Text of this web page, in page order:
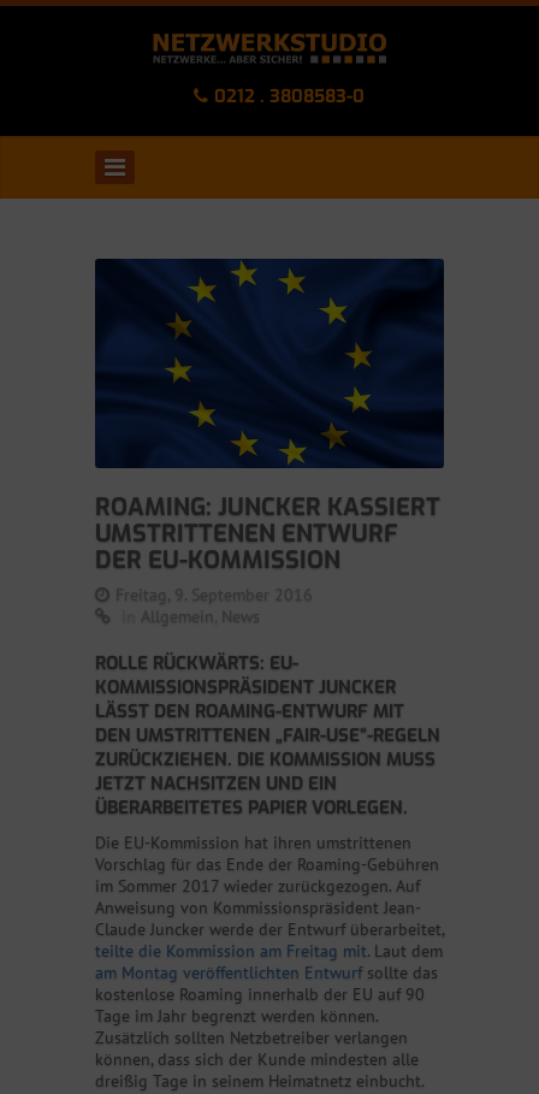
0212 . 3808583-0
ROAMING: JUNCKER KASSIERT
UMSTRITTENEN ENTWURF
DER EU-KOMMISSION
Freitag, 9. September 2016
Allgemein News
ROLLE RÜCKWÄRTS: EU-
KOMMISSIONSPRÄSIDENT JUNCKER
LÄSST DEN ROAMING-ENTWURF MIT
DEN UMSTRITTENEN „FAIR-USE“-REGELN
ZURÜCKZIEHEN. DIE KOMMISSION MUSS
JETZT NACHSITZEN UND EIN
ÜBERARBEITETES PAPIER VORLEGEN.
Die EU-Kommission hat ihren umstrittenen
Vorschlag für das Ende der Roaming-Gebühren
im Sommer 2017 wieder zurückgezogen. Auf
Anweisung von Kommissionspräsident Jean-
Claude Juncker werde der Entwurf überarbeitet,
teilte die Kommission am Freitag mit. Laut dem
am Montag veröffentlichten Entwurfsollte das
kostenlose Roaming innerhalb der EU auf 90
Tage im Jahr begrenzt werden können.
Zusätzlich sollten Netzbetreiber verlangen
können, dass sich der Kunde mindesten alle
dreißig Tage in seinem Heimatnetz einbucht.